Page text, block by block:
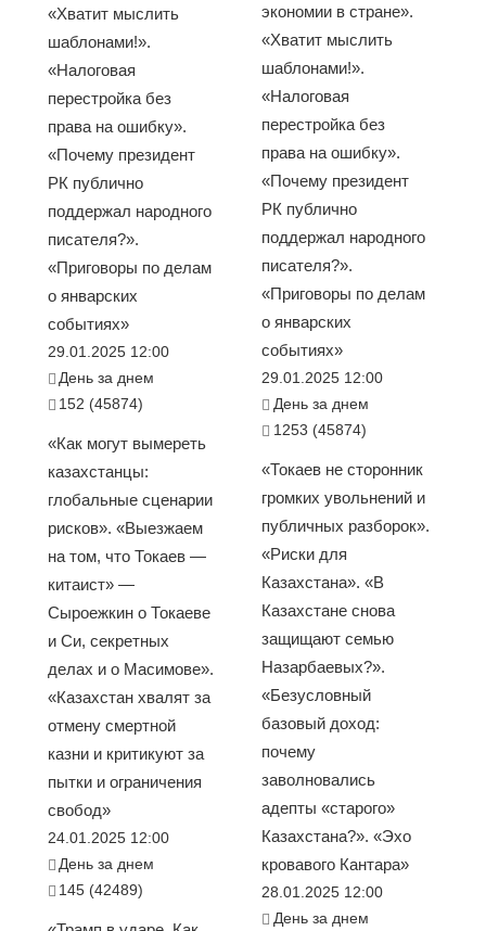
«Хватит мыслить
шаблонами!».
«Налоговая
перестройка без
права на ошибку».
«Почему президент
РК публично
поддержал народного
писателя?».
«Приговоры по делам
о январских
событиях»
29.01.2025 12:00
День за днем
152 (45874)
«Как могут вымереть
казахстанцы:
глобальные сценарии
рисков». «Выезжаем
на том, что Токаев —
китаист» —
Сыроежкин о Токаеве
и Си, секретных
делах и о Масимове».
«Казахстан хвалят за
отмену смертной
казни и критикуют за
пытки и ограничения
свобод»
24.01.2025 12:00
День за днем
145 (42489)
экономии в стране».
«Хватит мыслить
шаблонами!».
«Налоговая
перестройка без
права на ошибку».
«Почему президент
РК публично
поддержал народного
писателя?».
«Приговоры по делам
о январских
событиях»
29.01.2025 12:00
День за днем
1253 (45874)
«Токаев не сторонник
громких увольнений и
публичных разборок».
«Риски для
Казахстана». «В
Казахстане снова
защищают семью
Назарбаевых?».
«Безусловный
базовый доход:
почему
заволновались
адепты «старого»
Казахстана?». «Эхо
кровавого Кантара»
28.01.2025 12:00
День за днем